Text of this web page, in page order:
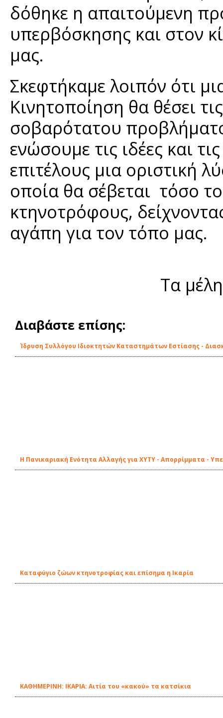
δόθηκε η απαιτούμενη
υπερβόσκησης και στον
μας.
Σκεφτήκαμε λοιπόν ότι
Κινητοποίηση θα θέσει
σοβαρότατου
ενώσουμε τις ιδέες και
επιτέλους μια οριστική
οποία θα σέβεται τόσο
κτηνοτρόφους,
αγάπη για τον τόπο μας.
Τα
Διαβάστε επίσης:
Ίδρυση Συλλόγου Ιδιοκτητών Καταστημάτων Εστίασης -
Η Πανικαριακή Ενότητα Αλλαγής για ΧΥΤΥ - Απορρίμματα -
Καταφύγιο ζώων κτηνοτροφίας και επίσημα η Ικαρία
ΚΑΘΗΜΕΡΙΝΗ: ΙΚΑΡΙΑ: Αιτία του «κακού» τα κατσίκια